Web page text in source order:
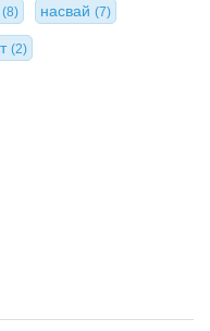
(8) насвай(7)
(2)